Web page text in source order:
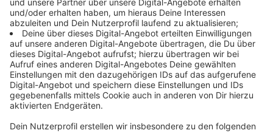
mussten dutzende Klassen und damit hunderte
Schüler in Quarantäne. Diese Situation hat gravierende
Auswirkungen auf den Schulbetrieb sowie auf die
Arbeit des Kreisgesundheitsamtes. Im Falle einer
Infektion müsse aktuell die ganze Klasse eines
infizierten Schülers in Quarantäne gehen, so der Leiter
des Kreisgesundheitsamts, Dr. Christoph Grabe.
Würden die Schüler wieder Maske tragen, wäre das
nicht mehr nötig. In diesem Fall müssten nur die